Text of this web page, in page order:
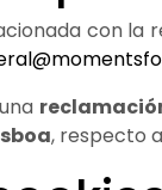
con
, respecto